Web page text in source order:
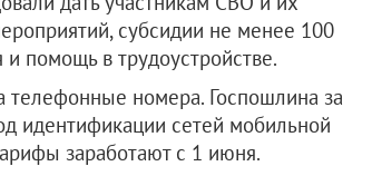
субсидии не менее 100
и помощь в трудоустройстве.
номера. Госпошлина за
идентификации сетей мобильной
заработают с 1 июня.